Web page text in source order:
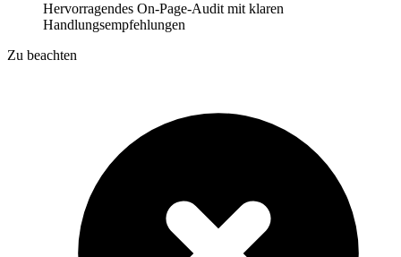
Hervorragendes On-Page-Audit mit klaren
Handlungsempfehlungen
Zu beachten